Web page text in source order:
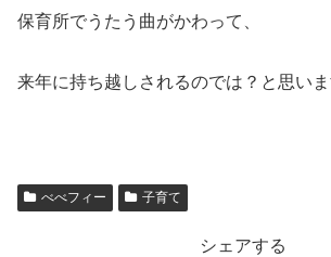
保育所でうたう曲がかわって、
来年に持ち越しされるのでは？と思い
べべフィー 子育て
シェアする